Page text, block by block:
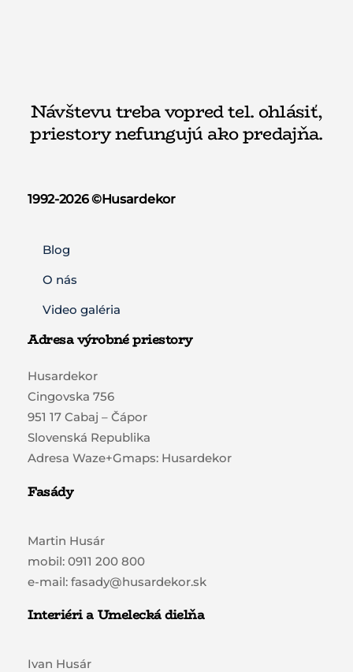
Návštevu treba vopred tel. ohlásiť,
priestory nefungujú ako predajňa.
1992-2026 ©️Husardekor
Blog
O nás
Video galéria
Adresa výrobné priestory
Husardekor
Cingovska 756
951 17 Cabaj – Čápor
Slovenská Republika
Adresa Waze+Gmaps: Husardekor
Fasády
Martin Husár
mobil: 0911 200 800
e-mail: fasady@husardekor.sk
Interiéri a Umelecká dielňa
Ivan Husár